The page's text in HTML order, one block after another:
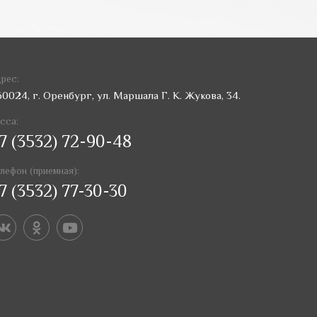
г. Оренбург, ул. Маршала Г. К. Жукова, 34.
(3532) 72-90-48
(приемная):
(3532) 77-30-30